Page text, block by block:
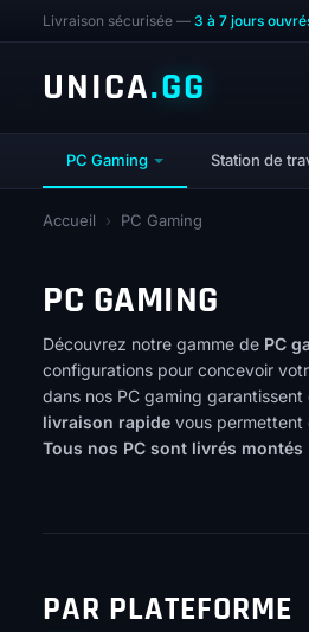
Livraison sécurisée — 3 à 7 jours
UNICA.GG
PC Gaming Station de
Accueil › PC Gaming
PC GAMING
Découvrez notre gamme de PC
configurations pour concevoir
dans nos PC gaming garantissent
livraison rapide vous permettent
Tous nos PC sont livrés montés
PAR PLATEFORME